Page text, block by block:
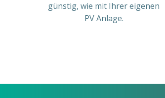
günstig, wie mit Ihrer eigenen
PV Anlage.